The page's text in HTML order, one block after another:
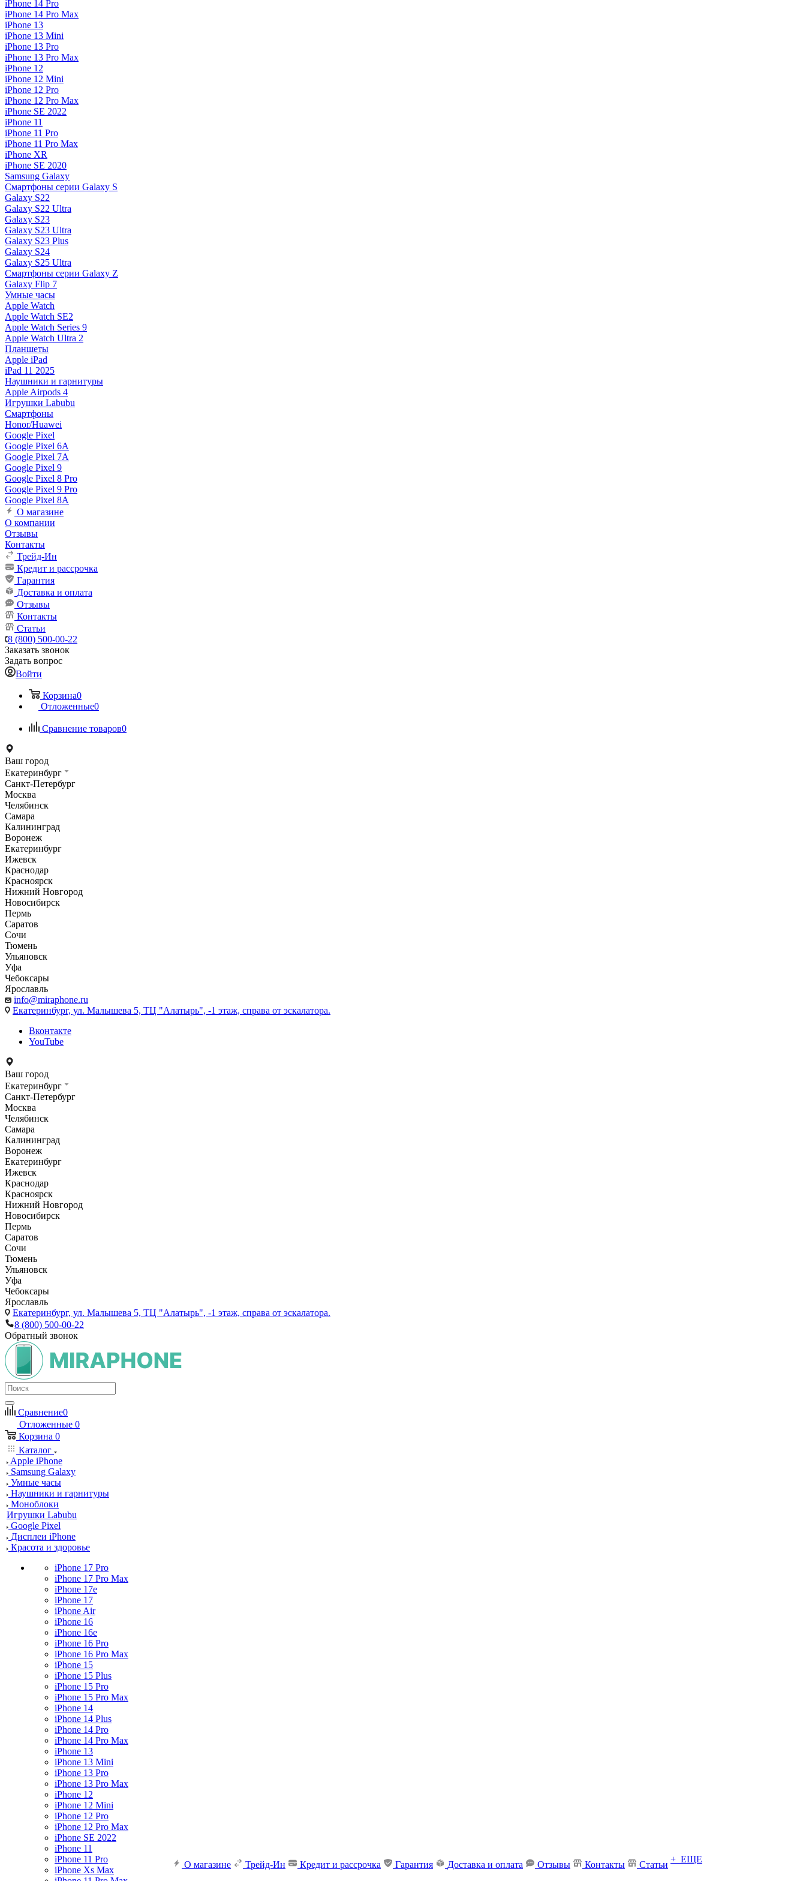
iPhone 14 Pro
iPhone 14 Pro Max
iPhone 13
iPhone 13 Mini
iPhone 13 Pro
iPhone 13 Pro Max
iPhone 12
iPhone 12 Mini
iPhone 12 Pro
iPhone 12 Pro Max
iPhone SE 2022
iPhone 11
iPhone 11 Pro
iPhone 11 Pro Max
iPhone XR
iPhone SE 2020
Samsung Galaxy
Смартфоны серии Galaxy S
Galaxy S22
Galaxy S22 Ultra
Galaxy S23
Galaxy S23 Ultra
Galaxy S23 Plus
Galaxy S24
Galaxy S25 Ultra
Смартфоны серии Galaxy Z
Galaxy Flip 7
Умные часы
Apple Watch
Apple Watch SE2
Apple Watch Series 9
Apple Watch Ultra 2
Планшеты
Apple iPad
iPad 11 2025
Наушники и гарнитуры
Apple Airpods 4
Игрушки Labubu
Смартфоны
Honor/Huawei
Google Pixel
Google Pixel 6A
Google Pixel 7А
Google Pixel 9
Google Pixel 8 Pro
Google Pixel 9 Pro
Google Pixel 8A
О магазине
О компании
Отзывы
Контакты
Трейд-Ин
Кредит и рассрочка
Гарантия
Доставка и оплата
Отзывы
Контакты
Статьи
8 (800) 500-00-22
Заказать звонок
Задать вопрос
Войти
Корзина0
Отложенные0
Сравнение товаров0
Ваш город
Екатеринбург
Санкт-Петербург
Москва
Челябинск
Самара
Калининград
Воронеж
Екатеринбург
Ижевск
Краснодар
Красноярск
Нижний Новгород
Новосибирск
Пермь
Саратов
Сочи
Тюмень
Ульяновск
Уфа
Чебоксары
Ярославль
info@miraphone.ru
Екатеринбург, ул. Малышева 5, ТЦ "Алатырь", -1 этаж, справа от эскалатора.
Вконтакте
YouTube
Ваш город
Екатеринбург
Санкт-Петербург
Москва
Челябинск
Самара
Калининград
Воронеж
Екатеринбург
Ижевск
Краснодар
Красноярск
Нижний Новгород
Новосибирск
Пермь
Саратов
Сочи
Тюмень
Ульяновск
Уфа
Чебоксары
Ярославль
Екатеринбург, ул. Малышева 5, ТЦ "Алатырь", -1 этаж, справа от эскалатора.
8 (800) 500-00-22
Обратный звонок
Сравнение0
Отложенные 0
Корзина 0
Каталог
Apple iPhone
Samsung Galaxy
Умные часы
Наушники и гарнитуры
Моноблоки
Игрушки Labubu
Google Pixel
Дисплеи iPhone
Красота и здоровье
iPhone 17 Pro
iPhone 17 Pro Max
iPhone 17e
iPhone 17
iPhone Air
iPhone 16
iPhone 16e
iPhone 16 Pro
iPhone 16 Pro Max
iPhone 15
iPhone 15 Plus
iPhone 15 Pro
iPhone 15 Pro Max
iPhone 14
iPhone 14 Plus
iPhone 14 Pro
iPhone 14 Pro Max
iPhone 13
iPhone 13 Mini
iPhone 13 Pro
iPhone 13 Pro Max
iPhone 12
iPhone 12 Mini
iPhone 12 Pro
iPhone 12 Pro Max
iPhone SE 2022
iPhone 11
iPhone 11 Pro
iPhone Xs Max
О магазине Трейд-Ин Кредит и рассрочка Гарантия Доставка и оплата Отзывы Контакты Статьи
+ ЕЩЕ